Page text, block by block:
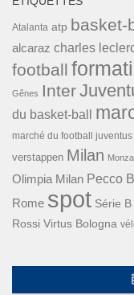
Atalanta atp basket-
alcaraz charles
football
Gênes Inter
du basket-ball
marché du football juventus
verstappen Milan Monza
Olimpia Milan Pecco
Rome spot Série B
Rossi Virtus Bologna